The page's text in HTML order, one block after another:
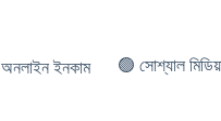
অনলাইন ইনকাম 🟢 সোশ্যাল